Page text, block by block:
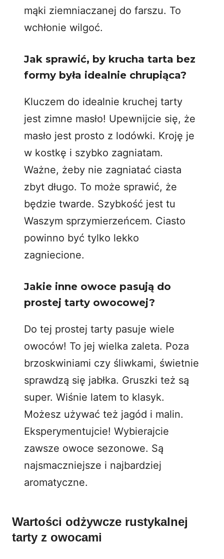
mąki ziemniaczanej do farszu. To
wchłonie wilgoć.
Jak sprawić, by krucha tarta bez
formy była idealnie chrupiąca?
Kluczem do idealnie kruchej tarty
jest zimne masło! Upewnijcie się, że
masło jest prosto z lodówki. Kroję je
w kostkę i szybko zagniatam.
Ważne, żeby nie zagniatać ciasta
zbyt długo. To może sprawić, że
będzie twarde. Szybkość jest tu
Waszym sprzymierzeńcem. Ciasto
powinno być tylko lekko
zagniecione.
Jakie inne owoce pasują do
prostej tarty owocowej?
Do tej prostej tarty pasuje wiele
owoców! To jej wielka zaleta. Poza
brzoskwiniami czy śliwkami, świetnie
sprawdzą się jabłka. Gruszki też są
super. Wiśnie latem to klasyk.
Możesz używać też jagód i malin.
Eksperymentujcie! Wybierajcie
zawsze owoce sezonowe. Są
najsmaczniejsze i najbardziej
aromatyczne.
Wartości odżywcze rustykalnej
tarty z owocami